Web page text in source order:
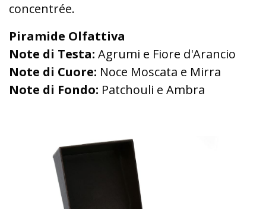
concentrée.
Piramide Olfattiva
Note di Testa: Agrumi e Fiore d'Arancio
Note di Cuore: Noce Moscata e Mirra
Note di Fondo: Patchouli e Ambra